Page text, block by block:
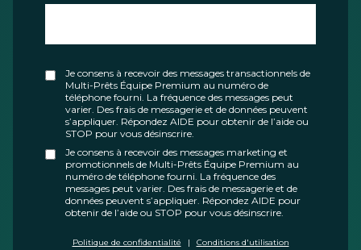
Je consens à recevoir des messages transactionnels de
Multi-Prêts Équipe Premium au numéro de
téléphone fourni. La fréquence des messages peut
varier. Des frais de messagerie et de données peuvent
s’appliquer. Répondez AIDE pour obtenir de l’aide ou
STOP pour vous désinscrire.
Je consens à recevoir des messages marketing et
promotionnels de Multi-Prêts Équipe Premium au
numéro de téléphone fourni. La fréquence des
messages peut varier. Des frais de messagerie et de
données peuvent s’appliquer. Répondez AIDE pour
obtenir de l’aide ou STOP pour vous désinscrire.
Politique de confidentialité | Conditions d'utilisation